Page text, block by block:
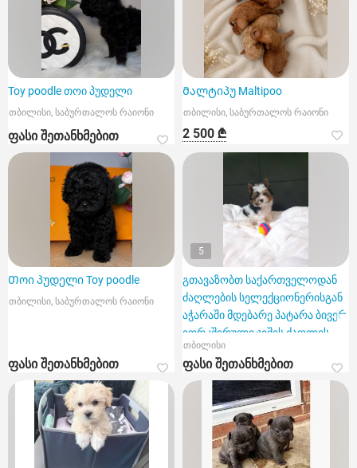
Toy poodle თოი პუდელი
თბილისი, საბურთალოს რაიონი
ფასი შეთანხმებით
Მალტიპუ Maltipoo
თბილისი, საბურთალოს რაიონი
2 500 ₾
Თოი პუდელი Toy poodle
თბილისი, საბურთალოს რაიონი
ფასი შეთანხმებით
5
გთავაზობთ საქართველოდან
ძაღლების სელექციონერისგან
აჭარაში მდებარე პატარა ბივერ
იორკშირული ჯიშის ძაღლის
შეძენას ბატუმსა და თბილისში.
თბილისი
ფასი შეთანხმებით